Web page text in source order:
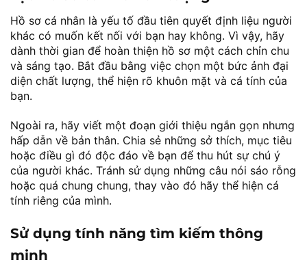
Hồ sơ cá nhân là yếu tố đầu tiên quyết định liệu người
khác có muốn kết nối với bạn hay không. Vì vậy, hãy
dành thời gian để hoàn thiện hồ sơ một cách chỉn chu
và sáng tạo. Bắt đầu bằng việc chọn một bức ảnh đại
diện chất lượng, thể hiện rõ khuôn mặt và cá tính của
bạn.
Ngoài ra, hãy viết một đoạn giới thiệu ngắn gọn nhưng
hấp dẫn về bản thân. Chia sẻ những sở thích, mục tiêu
hoặc điều gì đó độc đáo về bạn để thu hút sự chú ý
của người khác. Tránh sử dụng những câu nói sáo rỗng
hoặc quá chung chung, thay vào đó hãy thể hiện cá
tính riêng của mình.
Sử dụng tính năng tìm kiếm thông
minh